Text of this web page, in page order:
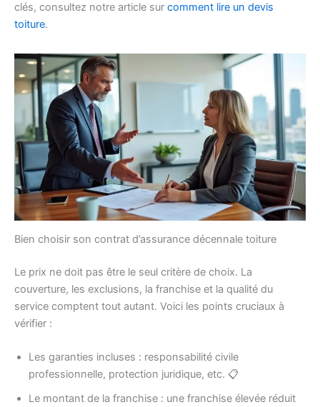
clés, consultez notre article sur comment lire un devis
toiture.
Bien choisir son contrat d’assurance décennale toiture
Le prix ne doit pas être le seul critère de choix. La
couverture, les exclusions, la franchise et la qualité du
service comptent tout autant. Voici les points cruciaux à
vérifier :
Les garanties incluses : responsabilité civile
professionnelle, protection juridique, etc. 📋
Le montant de la franchise : une franchise élevée réduit